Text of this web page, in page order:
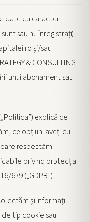
date cu caracter
sau nu înregistrați)
și/sau
& CONSULTING
unui abonament sau
explică ce
ce opțiuni aveți cu
respectăm
privind protecția
679 („GDPR”).
și informații
tip cookie sau